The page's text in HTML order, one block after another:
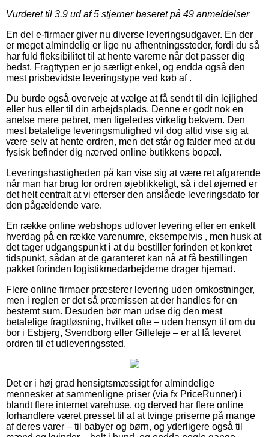
Vurderet til 3.9 ud af 5 stjerner baseret på 49 anmeldelser
En del e-firmaer giver nu diverse leveringsudgaver. En der
er meget almindelig er lige nu afhentningssteder, fordi du så
har fuld fleksibilitet til at hente varerne når det passer dig
bedst. Fragttypen er jo særligt enkel, og endda også den
mest prisbevidste leveringstype ved køb af .
Du burde også overveje at vælge at få sendt til din lejlighed
eller hus eller til din arbejdsplads. Denne er godt nok en
anelse mere pebret, men ligeledes virkelig bekvem. Den
mest betalelige leveringsmulighed vil dog altid vise sig at
være selv at hente ordren, men det står og falder med at du
fysisk befinder dig nærved online butikkens bopæl.
Leveringshastigheden på kan vise sig at være ret afgørende
når man har brug for ordren øjeblikkeligt, så i det øjemed er
det helt centralt at vi efterser den anslåede leveringsdato for
den pågældende vare.
En række online webshops udlover levering efter en enkelt
hverdag på en række varenumre, eksempelvis , men husk at
det tager udgangspunkt i at du bestiller forinden et konkret
tidspunkt, sådan at de garanteret kan nå at få bestillingen
pakket forinden logistikmedarbejderne drager hjemad.
Flere online firmaer præsterer levering uden omkostninger,
men i reglen er det så præmissen at der handles for en
bestemt sum. Desuden bør man udse dig den mest
betalelige fragtløsning, hvilket ofte – uden hensyn til om du
bor i Esbjerg, Svendborg eller Gilleleje – er at få leveret
ordren til et udleveringssted.
Det er i høj grad hensigtsmæssigt for almindelige
mennesker at sammenligne priser (via fx PriceRunner) i
blandt flere internet varehuse, og derved har flere online
forhandlere været presset til at at tvinge priserne på mange
af deres varer – til babyer og børn, og yderligere også til